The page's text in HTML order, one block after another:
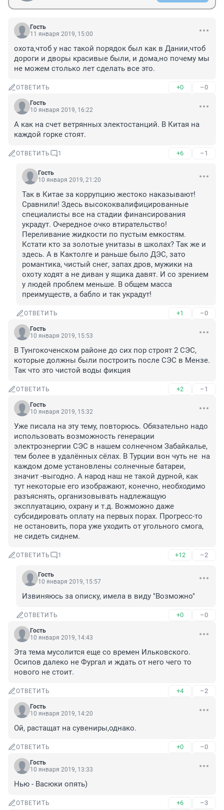
Гость
11 января 2019, 15:00
охота,чтоб у нас такой порядок был как в Дании,чтоб
дороги и дворы красивые были, и дома,но почему мы
не можем столько лет сделать все это.
ОТВЕТИТЬ +0 –0
Гость
10 января 2019, 16:22
А как на счет ветрянных электостанций. В Китая на
каждой горке стоят.
ОТВЕТИТЬ 1 +6 –1
Гость
10 января 2019, 21:20
Так в Китае за коррупцию жестоко наказывают!
Сравнили! Здесь высококвалифицированные
специалисты все на стадии финансирования
украдут. Очередное очко втирательство!
Переливание жидкости по пустым емкостям.
Кстати кто за золотые унитазы в школах? Так же и
здесь. А в Кактолге и раньше было ДЭС, зато
романтика, чистый снег, запах дров, мужики на
охоту ходят а не диван у ящика давят. И со зрением
у людей проблем меньше. В общем масса
преимуществ, а бабло и так украдут!
ОТВЕТИТЬ +1 –0
Гость
10 января 2019, 15:53
В Тунгокоченском районе до сих пор строят 2 СЭС,
которые должны были построить после СЭС в Мензе.
Так что это чистой воды фикция
ОТВЕТИТЬ +2 –1
Гость
10 января 2019, 15:32
Уже писала на эту тему, повторюсь. Обязательно надо
использовать возможность генерации
электроэнергии СЭС в нашем солнечном Забайкалье,
тем более в удалённых сёлах. В Турции вон чуть не  на
каждом доме установлены солнечные батареи,
значит -выгодно. А народ наш не такой дурной, как
тут некоторые его изображают, конечно, необходимо
разъяснять, организовывать надлежащую
эксплуатацию, охрану и т.д. Вожможно даже
субсидировать оплату на первых порах. Прогресс-то
не остановить, пора уже уходить от угольного смога,
не сидеть сиднем.
ОТВЕТИТЬ 1 +12 –2
Гость
10 января 2019, 15:57
Извиняюсь за описку, имела в виду "Возможно"
ОТВЕТИТЬ +0 –0
Гость
10 января 2019, 14:43
Эта тема мусолится еще со времен Ильковского.
Осипов далеко не Фургал и ждать от него чего то
нового не стоит.
ОТВЕТИТЬ +4 –2
Гость
10 января 2019, 14:20
Ой, растащат на сувениры,однако.
ОТВЕТИТЬ +0 –0
Гость
10 января 2019, 13:33
Нью - Васюки опять)
ОТВЕТИТЬ +6 –3